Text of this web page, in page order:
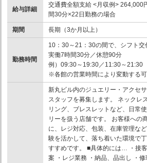
給与詳細
交通費全額支給 <月収例> 264,000
間30分×22日勤務の場合
期間 長期（3か月以上）
勤務時間
10：30～21：30の間で、シフト交
実働7時間30分／休憩90分
例）09:30～19:30／11:30～21:30
※各館の営業時間により変動する可
新丸ビル内のジュエリー・アクセ
スタッフを募集します。 ネックレ
リング、ブレスレットなど、日常
リーを扱う店舗です。 お客様への
に、レジ対応、包装、在庫管理な
験を活かして、落ち着いた環境で
すすめです。 ■具体的には… ・接
案 ・レジ業務 ・納品、品出し ・